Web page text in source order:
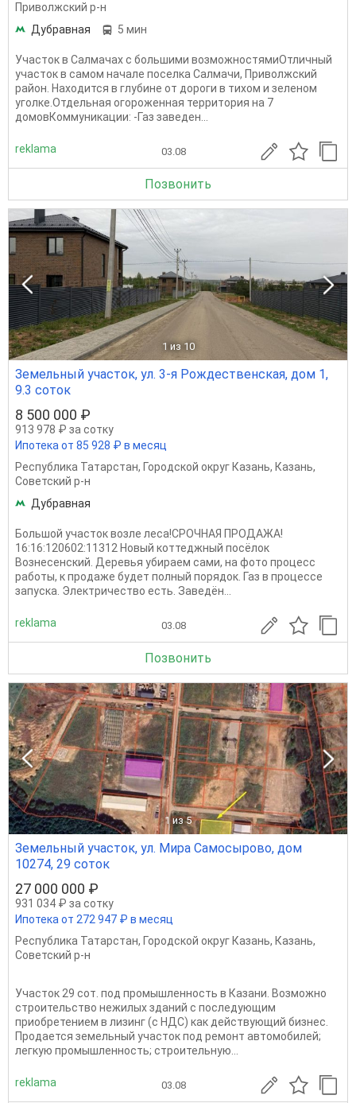
Приволжский р-н
Дубравная
5 мин
Участок в Салмачах с большими возможностямиОтличный
участок в самом начале поселка Салмачи, Приволжский
район. Находится в глубине от дороги в тихом и зеленом
уголке.Отдельная огороженная территория на 7
домовКоммуникации: -Газ заведен...
reklama 03.08
Позвонить
1 из 10
Земельный участок, ул. 3-я Рождественская, дом 1,
9.3 соток
8 500 000 ₽
913 978 ₽ за сотку
Ипотека от 85 928 ₽ в месяц
Республика Татарстан, Городской округ Казань, Казань,
Советский р-н
Дубравная
Большой участок возле леса!СРОЧНАЯ ПРОДАЖА!
16:16:120602:11312 Новый коттеджный посёлок
Вознесенский. Деревья убираем сами, на фото процесс
работы, к продаже будет полный порядок. Газ в процессе
запуска. Электричество есть. Заведён...
reklama 03.08
Позвонить
1 из 5
Земельный участок, ул. Мира Самосырово, дом
10274, 29 соток
27 000 000 ₽
931 034 ₽ за сотку
Ипотека от 272 947 ₽ в месяц
Республика Татарстан, Городской округ Казань, Казань,
Советский р-н
Участок 29 сот. под промышленность в Казани. Возможно
строительство нежилых зданий с последующим
приобретением в лизинг (с НДС) как действующий бизнес.
Продается земельный участок под ремонт автомобилей;
легкую промышленность; строительную...
reklama 03.08